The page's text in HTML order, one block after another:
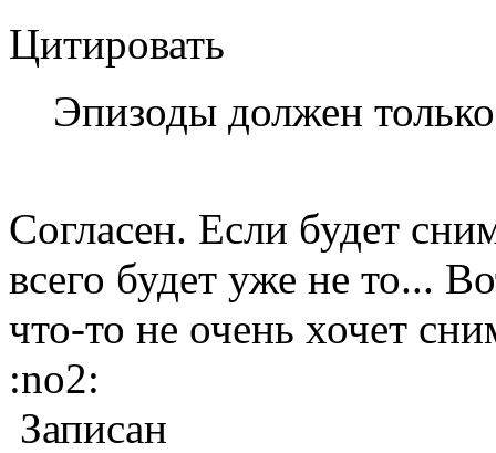
Цитировать
Эпизоды должен
Согласен. Если будет
всего будет уже не то...
что-то не очень хочет
:no2:
Записан